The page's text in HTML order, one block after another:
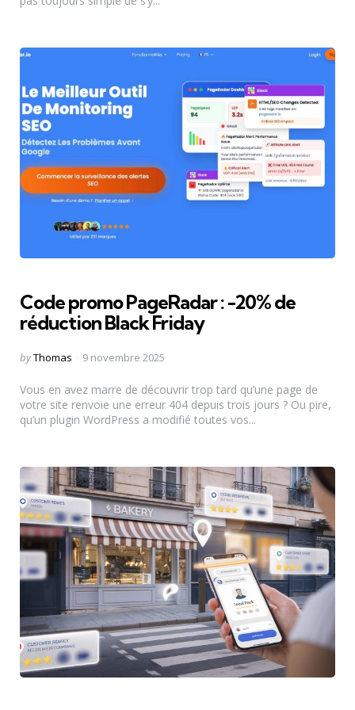
Code promo PageRadar : -20% de
réduction Black Friday
Posted
byThomas 9 novembre 2025
Vous en avez marre de découvrir trop tard qu’une page de
votre site renvoie une erreur 404 depuis trois jours ? Ou pire,
qu’un plugin WordPress a modifié toutes vos...